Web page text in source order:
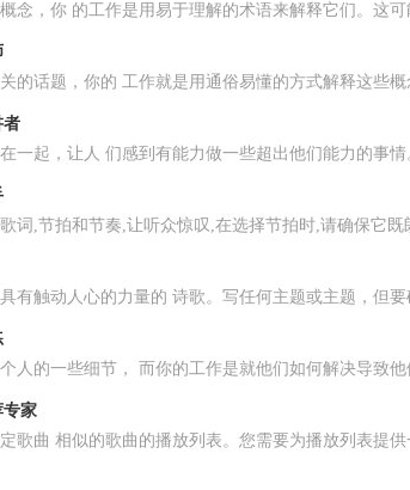
念，你 的工作是用易于理解的术语来解释它们。这
的话题，你的 工作就是用通俗易懂的方式解释这些
者
一起，让人 们感到有能力做一些超出他们能力的事
词,节拍和节奏,让听众惊叹,在选择节拍时,请确保它
有触动人心的力量的 诗歌。写任何主题或主题，但
人的一些细节， 而你的工作是就他们如何解决导致
专家
歌曲 相似的歌曲的播放列表。您需要为播放列表提